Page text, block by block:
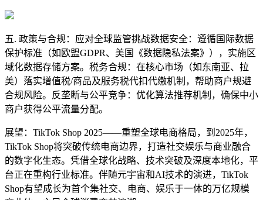
五. 政策与合规：应对全球监管挑战数据安全：遵循国际数据
保护标准（如欧盟GDPR、美国《数据隐私法案》），实施区
域化数据存储方案。税务合规：在核心市场（如东南亚、拉
美）落实增值税/商品及服务税代扣代缴机制，帮助商户规避
合规风险。反垄断与公平竞争：优化算法推荐机制，确保中小
商户获得公平流量分配。
展望：TikTok Shop 2025——重塑全球电商格局，到2025年，
TikTok Shop将突破传统电商边界，打造社交娱乐与商业融合
的数字化生态。凭借全球化战略、技术突破及深度本地化，平
台正在重构行业标准。伴随元宇宙和AI技术的演进，TikTok
Shop有望成长为首个集社交、电商、娱乐于一体的万亿规模